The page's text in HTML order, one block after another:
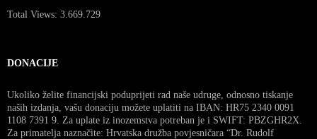
Total Views: 3.669.729
DONACIJE
Ukoliko želite financijski poduprijeti rad naše udruge, odnosno tiskanje
naših izdanja, vašu donaciju možete uplatiti na IBAN: HR75 2340 0091
1108 7391 9. Za uplate iz inozemstva potreban je i SWIFT: PBZGHR2X.
Za primatelja naznačite: Hrvatska družba povjesničara “Dr. Rudolf